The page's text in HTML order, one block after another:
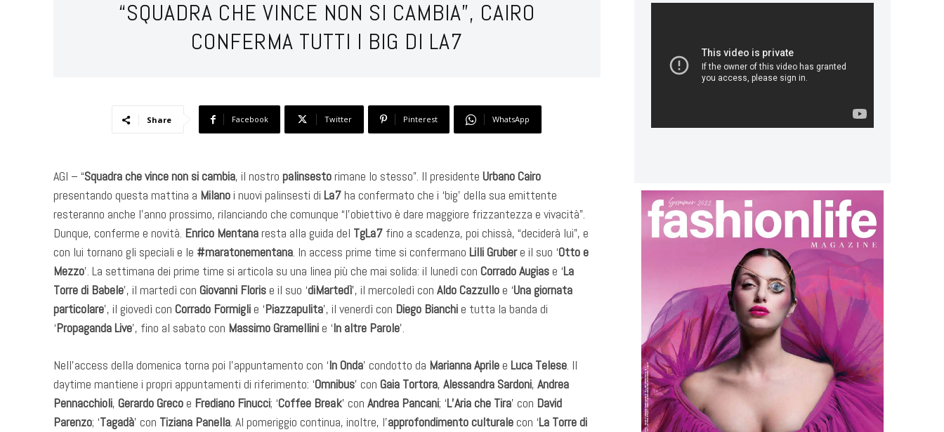
“SQUADRA CHE VINCE NON SI CAMBIA”, CAIRO
CONFERMA TUTTI I BIG DI LA7
Share Facebook Twitter Pinterest WhatsApp
AGI – “Squadra che vince non si cambia, il nostro palinsestorimane lo stesso”. Il presidente Urbano Cairo
presentando questa mattina a Milanoi nuovi palinsesti di La7ha confermato che i ‘big’ della sua emittente
resteranno anche l’anno prossimo, rilanciando che comunque “l’obiettivo è dare maggiore frizzantezza e vivacità”.
Dunque, conferme e novità. Enrico Mentanaresta alla guida del TgLa7 fino a scadenza, poi chissà, “deciderà lui”, e
con lui tornano gli speciali e le #maratonementana. In access prime time si confermano Lilli Grubere il suo ‘Otto e
Mezzo’. La settimana dei prime time si articola su una linea più che mai solida: il lunedì con Corrado Augiase ‘La
Torre di Babele’, il martedì con Giovanni Florise il suo ‘diMartedì’, il mercoledì con Aldo Cazzulloe ‘Una giornata
particolare’, il giovedì con Corrado Formiglie ‘Piazzapulita’, il venerdì con Diego Bianchie tutta la banda di
‘Propaganda Live’, fino al sabato con Massimo Gramellinie ‘In altre Parole’.
Nell’access della domenica torna poi l’appuntamento con ‘In Onda’ condotto da Marianna Aprilee Luca Telese. Il
daytime mantiene i propri appuntamenti di riferimento: ‘Omnibus’ con Gaia Tortora, Alessandra Sardoni, Andrea
Pennacchioli, Gerardo Grecoe Frediano Finucci; ‘Coffee Break’ con Andrea Pancani; ‘L’Aria che Tira’ con David
Parenzo; ‘Tagadà’ con Tiziana Panella. Al pomeriggio continua, inoltre, l’approfondimento culturalecon ‘La Torre di